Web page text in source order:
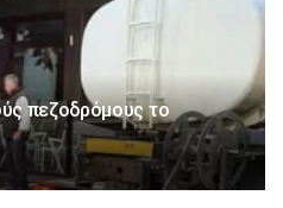
πεζοδρόμους το